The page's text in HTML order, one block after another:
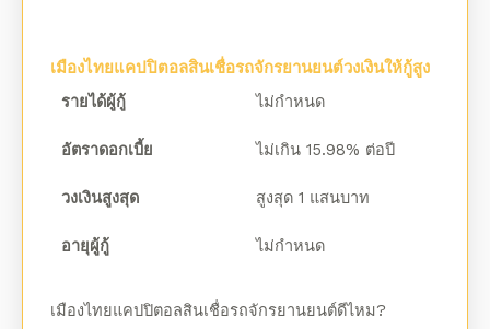
เมืองไทยแคปปิตอลสินเชื่อรถจักรยานยนต์วงเงินให้กู้สูง
รายได้ผู้กู้ ไม่กำหนด
อัตราดอกเบี้ย ไม่เกิน 15.98% ต่อปี
วงเงินสูงสุด สูงสุด 1 แสนบาท
อายุผู้กู้ ไม่กำหนด
เมืองไทยแคปปิตอลสินเชื่อรถจักรยานยนต์ดีไหม?